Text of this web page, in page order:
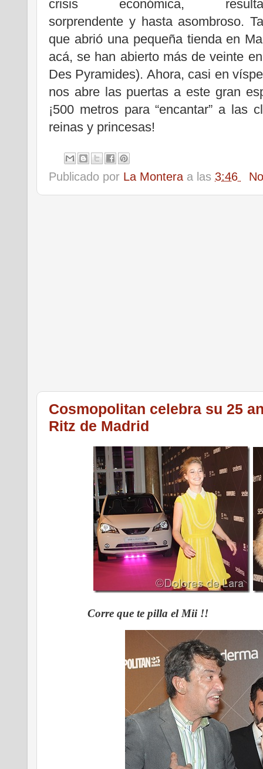
crisis económica, resulta
sorprendente y hasta asombroso.
que abrió una pequeña tienda en
acá, se han abierto más de veinte
Des Pyramides). Ahora, casi en
nos abre las puertas a este gran
¡500 metros para “encantar” a las
reinas y princesas!
Publicado por La Montera a las 3:46
Cosmopolitan celebra su 25
Ritz de Madrid
Corre que te pilla el Mii !!